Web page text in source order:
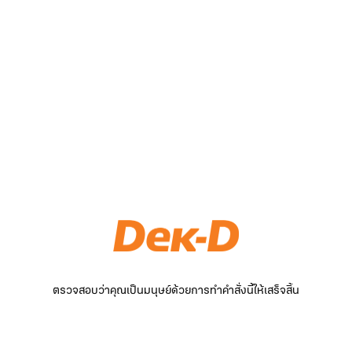
ตรวจสอบว่าคุณเป็นมนุษย์ด้วยการทำคำสั่งนี้ให้เสร็จสิ้น